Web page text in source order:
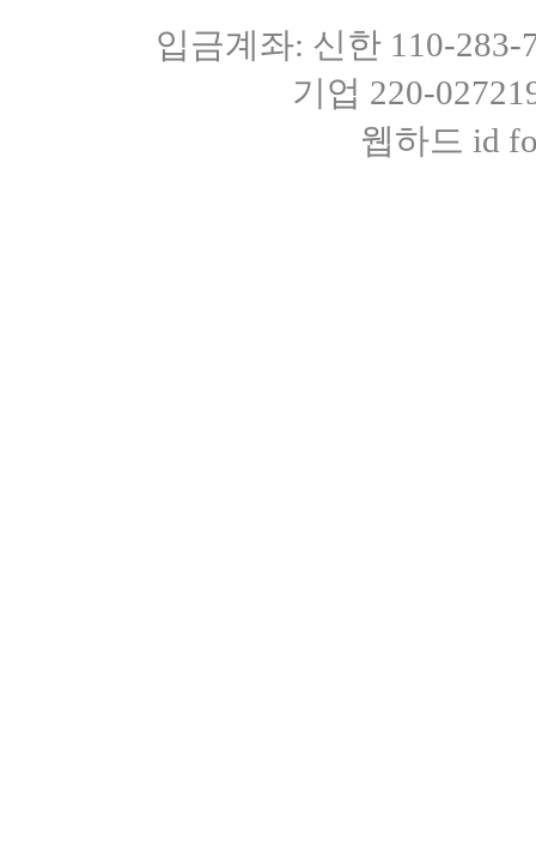
입금계좌: 신한 110-
기업 220-
웹하드 id